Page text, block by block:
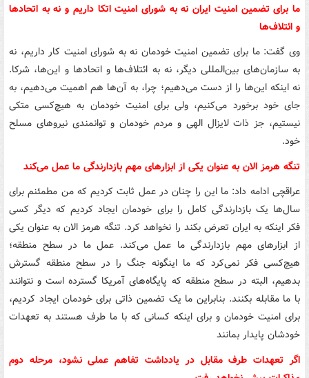
ما برای تضمین امنیت ایران نه به شورای امنیت اتکا داریم و نه به اتحادها
و ائتلاف‌ها
وی گفت: ما برای تضمین امنیت خودمان نه به شورای امنیت کار داریم، نه
به سازمان‌های بین‌المللی دیگر، نه به ائتلاف‌ها و اتحادها و این‌ها، شرکا.
نه اینکه این‌ها را از دست می‌دهیم؛ چرا، به آن‌ها هم اهمیت می‌دهیم، به
جای خود برخورد می‌کنیم، ولی برای امنیت خودمان به هیچ‌کسی متکی
نیستیم، جز ذات لایزال الهی و مردم خودمان و توانمندی نیروهای مسلح
خود.
تنگه هرمز الان به عنوان یکی از ابزارهای مهم بازدارندگی ما عمل می‌کند
عراقچی ادامه داد: ما این را چنان در عمل ثابت کردیم که من مطمئنم برای
سال‌ها یک بازدارندگی کامل را برای خودمان ایجاد کردیم که دیگر کسی
فکر اینکه به ایران تعرض بکند را نخواهد کرد. تنگه هرمز الان به عنوان یکی
از ابزارهای مهم بازدارندگی ما عمل می‌کند. عمل ما در سطح منطقه؛
هیچ‌کسی فکر نمی‌کرد که ما اینگونه جنگ را در سطح منطقه گسترش
بدهیم، البته در سطح منطقه که پایگاه‌های آمریکا گسترده است و نتوانند
با ما مقابله بکنند. بنابراین ما یک تضمین ذاتی برای خودمان ایجاد کردیم،
برای امنیت خودمان و برای اینکه کسانی که با ما طرف هستند به تعهدات
خودشان پایدار بمانند
اگر تعهدات طرف مقابل در یادداشت تفاهم عملی نشود، مرحله دوم